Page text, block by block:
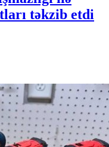
təkzib etdi